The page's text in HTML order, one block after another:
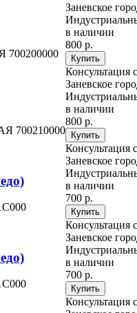
700200000
Заневское
в наличии
800 р.
Консультация
700210000
Заневское
в наличии
800 р.
Консультация
Заневское
в наличии
700 р.
Консультация
Заневское
в наличии
700 р.
Консультация